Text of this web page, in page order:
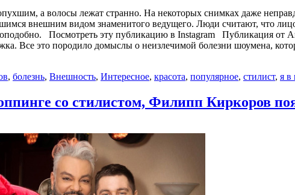
а волосы лежат странно. На некоторых снимках даже
внешним видом знаменитого ведущего. Люди считают, что
Посмотреть эту публикацию в Instagram Публикация
Все это породило домыслы о неизлечимой болезни шоумена,
, болезнь, Внешность, Интересное, красота, популярное, стилист, я в
со стилистом, Филипп Киркоров